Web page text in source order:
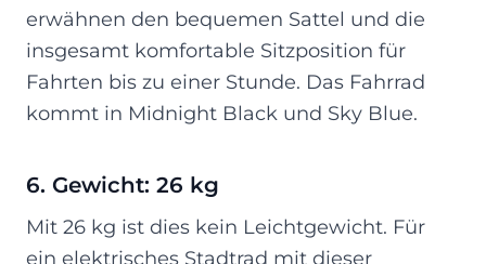
erwähnen den bequemen Sattel und die
insgesamt komfortable Sitzposition für
Fahrten bis zu einer Stunde. Das Fahrrad
kommt in Midnight Black und Sky Blue.
6. Gewicht: 26 kg
Mit 26 kg ist dies kein Leichtgewicht. Für
ein elektrisches Stadtrad mit dieser